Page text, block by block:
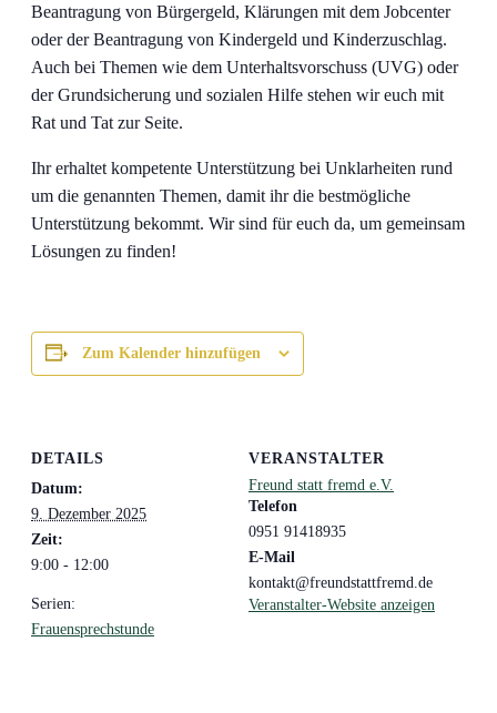
Beantragung von Bürgergeld, Klärungen mit dem Jobcenter
oder der Beantragung von Kindergeld und Kinderzuschlag.
Auch bei Themen wie dem Unterhaltsvorschuss (UVG) oder
der Grundsicherung und sozialen Hilfe stehen wir euch mit
Rat und Tat zur Seite.
Ihr erhaltet kompetente Unterstützung bei Unklarheiten rund
um die genannten Themen, damit ihr die bestmögliche
Unterstützung bekommt. Wir sind für euch da, um gemeinsam
Lösungen zu finden!
Zum Kalender hinzufügen
DETAILS
Datum:
9. Dezember 2025
Zeit:
9:00 - 12:00
Serien:
Frauensprechstunde
VERANSTALTER
Freund statt fremd e.V.
Telefon
0951 91418935
E-Mail
kontakt@freundstattfremd.de
Veranstalter-Website anzeigen